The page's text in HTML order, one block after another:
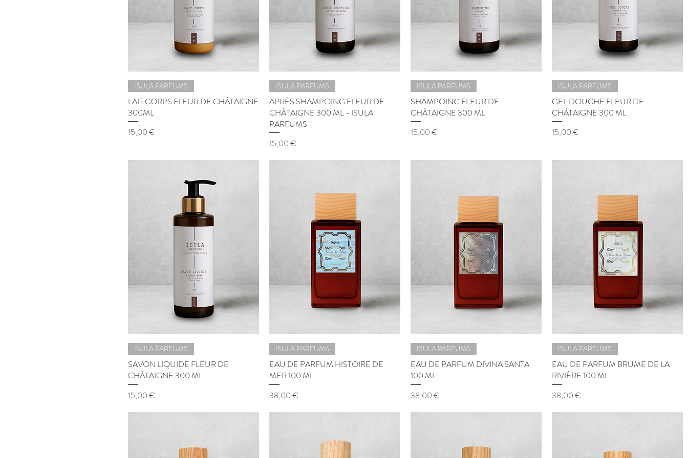
ISULA PARFUMS
LAIT CORPS FLEUR DE CHÂTAIGNE
300ML
Prix
15,00 €
ISULA PARFUMS
APRÈS SHAMPOING FLEUR DE
CHÂTAIGNE 300 ML - ISULA
PARFUMS
Prix
15,00 €
ISULA PARFUMS
SHAMPOING FLEUR DE
CHÂTAIGNE 300 ML
Prix
15,00 €
ISULA PARFUMS
GEL DOUCHE FLEUR DE
CHÂTAIGNE 300 ML
Prix
15,00 €
ISULA PARFUMS
SAVON LIQUIDE FLEUR DE
CHÂTAIGNE 300 ML
Prix
15,00 €
ISULA PARFUMS
EAU DE PARFUM HISTOIRE DE
MER 100 ML
Prix
38,00 €
ISULA PARFUMS
EAU DE PARFUM DIVINA SANTA
100 ML
Prix
38,00 €
ISULA PARFUMS
EAU DE PARFUM BRUME DE LA
RIVIÈRE 100 ML
Prix
38,00 €